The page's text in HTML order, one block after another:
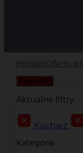
HotistinOferty
Pokaż filtr
Aktualne filtry
Kucharz
Kategorie